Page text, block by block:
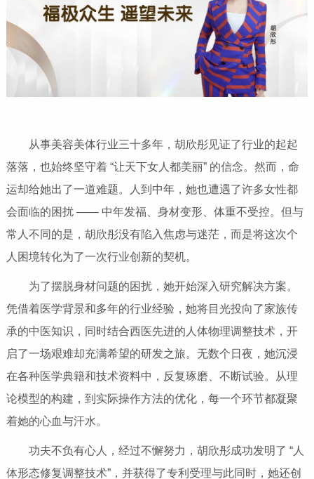
从事美容美体行业三十多年，胡欣彤见证了行业的起起
落落，也始终坚守着 “让天下女人都美丽” 的信念。然而，命
运却给她出了一道难题。人到中年，她也遭遇了许多女性都
会面临的困扰 —— 中年发福、身材变形、体重不受控。但与
常人不同的是，胡欣彤没有陷入焦虑与迷茫，而是将这次个
人困境转化为了一次行业创新的契机。
为了摆脱身材问题的困扰，她开始深入研究解决方案。
凭借着医学背景和多年的行业经验，她将目光投向了家族传
承的中医知识，同时结合西医先进的人体物理调整技术，开
启了一场艰难却充满希望的研发之旅。无数个日夜，她沉浸
在各种医学典籍和技术资料中，反复琢磨、不断试验。从理
论模型的构建，到实际操作方法的优化，每一个环节都凝聚
着她的心血与汗水。
功夫不负有心人，经过不懈努力，胡欣彤成功发明了 “人
体形态修复调整技术”，并获得了专利受理与此同时，她还创